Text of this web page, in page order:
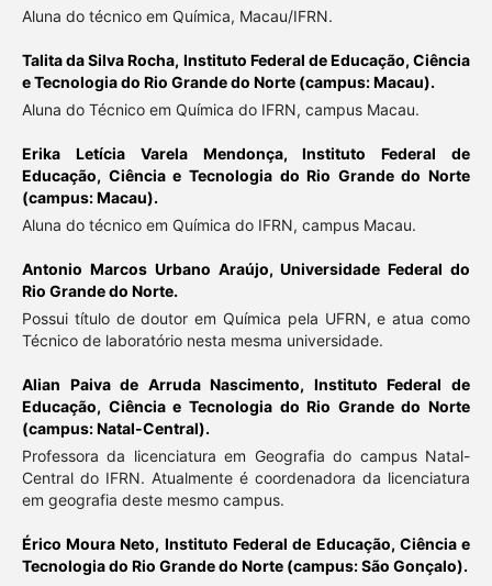
Aluna do técnico em Química, Macau/IFRN.
Talita da Silva Rocha, Instituto Federal de Educação, Ciência
e Tecnologia do Rio Grande do Norte (campus: Macau).
Aluna do Técnico em Química do IFRN, campus Macau.
Erika Letícia Varela Mendonça,Instituto Federal de
Educação, Ciência e Tecnologia do Rio Grande do Norte
(campus: Macau).
Aluna do técnico em Química do IFRN, campus Macau.
Antonio Marcos Urbano Araújo,Universidade Federal do
Rio Grande do Norte.
Possui título de doutor em Química pela UFRN, e atua como
Técnico de laboratório nesta mesma universidade.
Alian Paiva de Arruda Nascimento, Instituto Federal de
Educação, Ciência e Tecnologia do Rio Grande do Norte
(campus: Natal-Central).
Professora da licenciatura em Geografia do campus Natal-
Central do IFRN. Atualmente é coordenadora da licenciatura
em geografia deste mesmo campus.
Érico Moura Neto, Instituto Federal de Educação, Ciência e
Tecnologia do Rio Grande do Norte (campus: São Gonçalo).